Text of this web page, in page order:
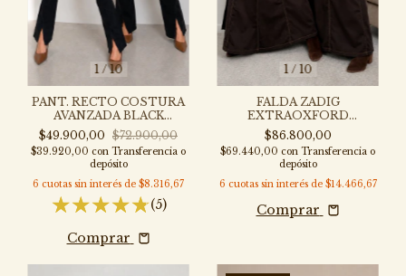
1 /10
PANT. RECTO COSTURA
AVANZADA BLACK
ELASTIZADO - P308-PI
$49.900,00 $72.900,00
$39.920,00 con Transferencia o
depósito
6 cuotas sin interés de $8.316,67
(5)
Comprar
1 / 10
FALDA ZADIG
EXTRAOXFORD
CHOCOLATE - F324CH-
OX
$86.800,00
$69.440,00 con Transferencia o
depósito
6 cuotas sin interés de $14.466,67
Comprar